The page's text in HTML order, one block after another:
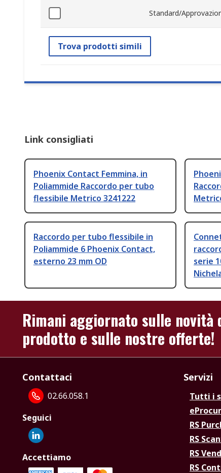
Standard/
Trova prodotti simili
Link consigliati
Phoenix Contact Femmina, in
Poliammide Raccordo per tubo
flessibile Metrico 3241222
Raccordo per tubo flessibile in
Poliammide 6 Phoenix Contact,
esterno 23 mm OD
serie
Rimani aggiornato sulle novità
prodotto e sulle nostre offerte!
Contattaci
02.66.058.1
Seguici
Accettiamo
Servizi
Tutti i
RS
RS
RS
RS